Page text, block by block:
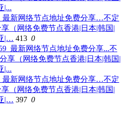
最新网络节点地址免费分享…不定
（网络免费节点香港|日本|韩国|
|… 413 0
最新网络节点地址免费分享…不定
（网络免费节点香港|日本|韩国|
|… 397 0